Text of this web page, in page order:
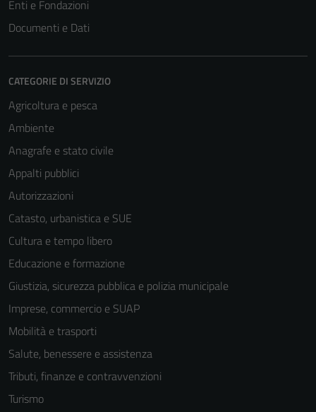
Enti e Fondazioni
Documenti e Dati
CATEGORIE DI SERVIZIO
Agricoltura e pesca
Ambiente
Anagrafe e stato civile
Appalti pubblici
Autorizzazioni
Catasto, urbanistica e SUE
Cultura e tempo libero
Educazione e formazione
Giustizia, sicurezza pubblica e polizia municipale
Imprese, commercio e SUAP
Mobilità e trasporti
Salute, benessere e assistenza
Tributi, finanze e contravvenzioni
Turismo